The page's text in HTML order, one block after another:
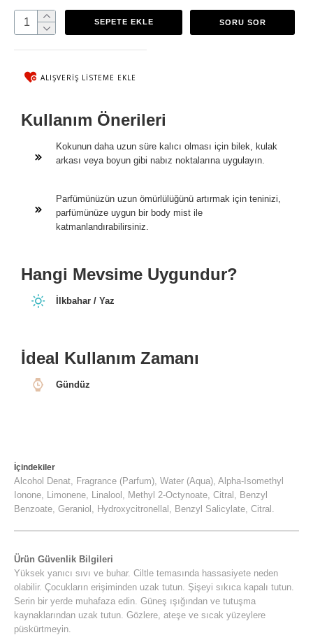
SEPETE EKLE SORU SOR
ALIŞVERIŞ LISTEME EKLE
Kullanım Önerileri
Kokunun daha uzun süre kalıcı olması için bilek, kulak
arkası veya boyun gibi nabız noktalarına uygulayın.
Parfümünüzün uzun ömürlülüğünü artırmak için teninizi,
parfümünüze uygun bir body mist ile
katmanlandırabilirsiniz.
Ürün Güvenlik Bilgileri
Yüksek yanıcı sıvı ve buhar. Ciltle temasında hassasiyete neden
olabilir. Çocukların erişiminden uzak tutun. Şişeyi sıkıca kapalı tutun.
Serin bir yerde muhafaza edin. Güneş ışığından ve tutuşma
kaynaklarından uzak tutun. Gözlere, ateşe ve sıcak yüzeylere
püskürtmeyin.
Hangi Mevsime Uygundur?
İlkbahar / Yaz
İdeal Kullanım Zamanı
Gündüz
İçindekiler
Alcohol Denat, Fragrance (Parfum), Water (Aqua), Alpha-Isomethyl
Ionone, Limonene, Linalool, Methyl 2-Octynoate, Citral, Benzyl
Benzoate, Geraniol, Hydroxycitronellal, Benzyl Salicylate, Citral.